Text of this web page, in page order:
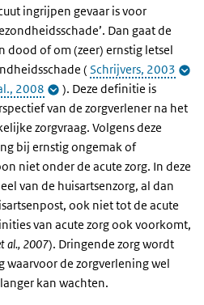
ingrijpen gevaar is voor
Dan gaat de
dood of om (zeer) ernstig letsel
( Schrijvers, 2003
2008
). Deze definitie is
van de zorgverlener na het
zorgvraag. Volgens deze
bij ernstig ongemak of
niet onder de acute zorg. In deze
van de huisartsenzorg, al dan
ook niet tot de acute
van acute zorg ook voorkomt,
al., 2007). Dringende zorg wordt
waarvoor de zorgverlening wel
kan wachten.